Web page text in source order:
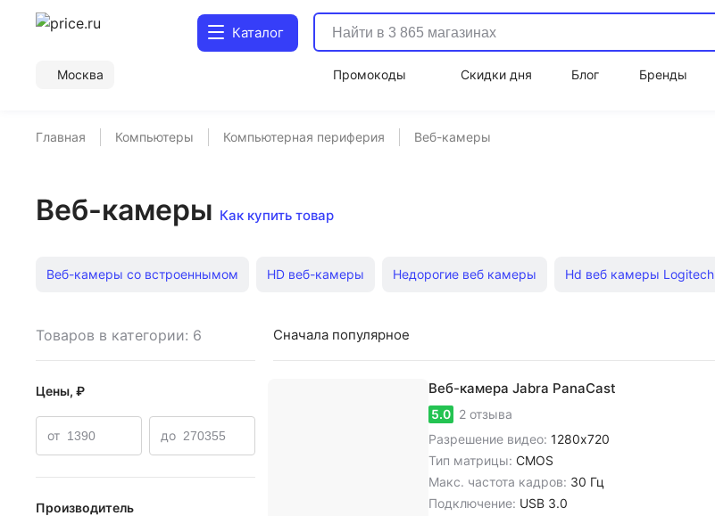
Каталог
Москва
Промокоды Скидки дня Блог Бренды
Главная Компьютеры Компьютерная периферия Веб-камеры
Веб-камеры Как купить товар
Веб-камеры со встроеннымом HD веб-камеры Недорогие веб камеры Hd веб камеры Logitech
Товаров в категории: 6
Цены, ₽
от до
Производитель
Сначала популярное
Веб-камера Jabra PanaCast
5.0 2 отзыва
Разрешение видео: 1280x720
Тип матрицы: CMOS
Макс. частота кадров: 30 Гц
Подключение: USB 3.0